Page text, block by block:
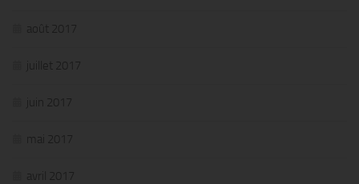
août 2017
juillet 2017
juin 2017
mai 2017
avril 2017